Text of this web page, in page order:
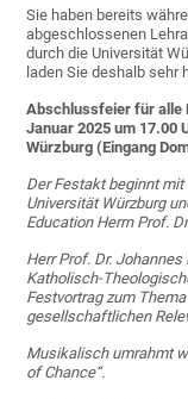
Sie haben bereits
abgeschlossenen
durch die Universität
laden Sie deshalb sehr
Abschlussfeier für alle
Januar 2025 um 17.00
Würzburg (Eingang
Der Festakt beginnt
Universität Würzburg
Education Herrn Prof.
Herr Prof. Dr.
Katholisch-
Festvortrag zum
gesellschaftlichen
Musikalisch umrahmt
of Chance“.